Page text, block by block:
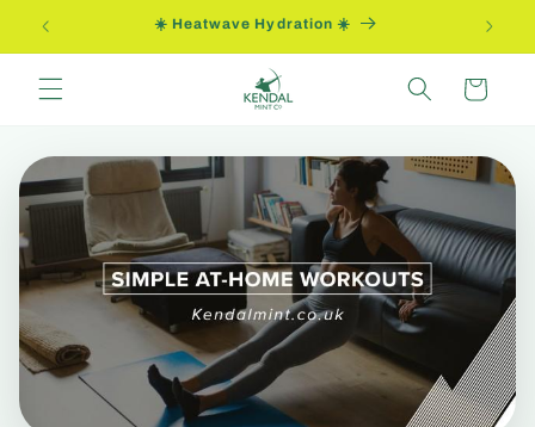
naar de
content
☀️ Heatwave Hydration ☀️
Winkelwagen